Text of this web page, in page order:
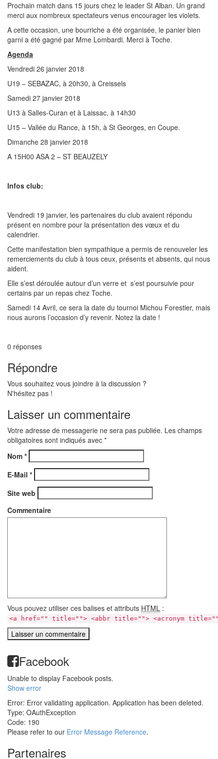
Prochain match dans 15 jours chez le leader St Alban. Un grand
merci aux nombreux spectateurs venus encourager les violets.
A cette occasion, une bourriche a été organisée, le panier bien
garni a été gagné par Mme Lombardi. Merci à Toche.
Agenda
Vendredi 26 janvier 2018
U19 – SEBAZAC, à 20h30, à Creissels
Samedi 27 janvier 2018
U13 à Salles-Curan et à Laissac, à 14h30
U15 – Vallée du Rance, à 15h, à St Georges, en Coupe.
Dimanche 28 janvier 2018
A 15H00 ASA 2 – ST BEAUZELY
Infos club:
Vendredi 19 janvier, les partenaires du club avaient répondu
présent en nombre pour la présentation des vœux et du
calendrier.
Cette manifestation bien sympathique a permis de renouveler les
remerciements du club à tous ceux, présents et absents, qui nous
aident.
Elle s’est déroulée autour d’un verre et s’est poursuivie pour
certains par un repas chez Toche.
Samedi 14 Avril, ce sera la date du tournoi Michou Forestier, mais
nous aurons l’occasion d’y revenir. Notez la date !
0 réponses
Répondre
Vous souhaitez vous joindre à la discussion ?
N'hésitez pas !
Laisser un commentaire
Votre adresse de messagerie ne sera pas publiée. Les champs
obligatoires sont indiqués avec *
Nom *
E-Mail *
Site web
Commentaire
Vous pouvez utiliser ces balises et attributs HTML :
<a href="" title=""> <abbr title=""> <acronym
Facebook
Unable to display Facebook posts.
Show error
Error: Error validating application. Application has been deleted.
Type: OAuthException
Code: 190
Please refer to our Error Message Reference.
Partenaires